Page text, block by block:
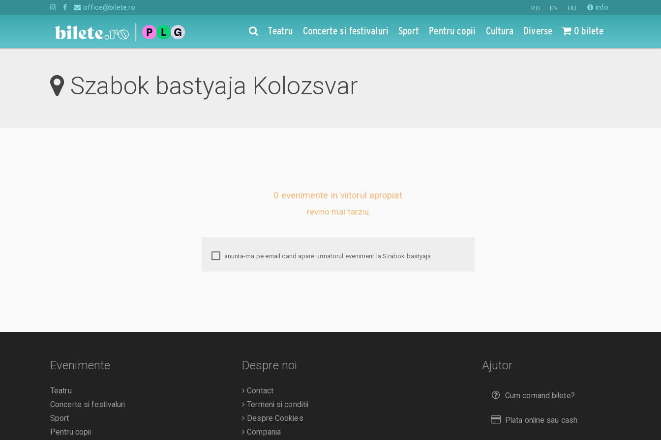
RO EN HU info
office@bilete.ro
Teatru Concerte si festivaluri Sport Pentru copii Cultura Diverse 0 bilete
Szabok bastyaja Kolozsvar
0 evenimente in viitorul apropiat
revino mai tarziu
anunta-ma pe email cand apare urmatorul eveniment la Szabok bastyaja
Ajutor
Cum comand bilete?
Plata online sau cash
Evenimente
Teatru
Concerte si festivaluri
Sport
Pentru copii
Despre noi
Contact
Termeni si conditii
Despre Cookies
Compania